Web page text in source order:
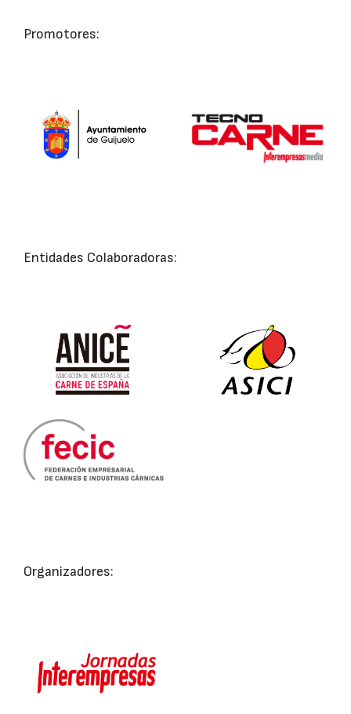
Promotores:
Entidades Colaboradoras:
Organizadores: